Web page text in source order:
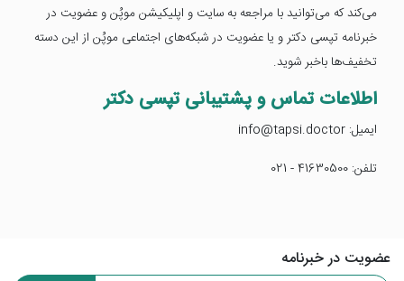
می‌کند که می‌توانید با مراجعه به سایت و اپلیکیشن موپُن و عضویت در
خبرنامه تپسی دکتر و یا عضویت در شبکه‌های اجتماعی موپُن از این دسته
تخفیف‌ها باخبر شوید.
اطلاعات تماس و پشتیبانی تپسی دکتر
ایمیل: info@tapsi.doctor
تلفن: 41630500 - 021
عضویت در خبرنامه